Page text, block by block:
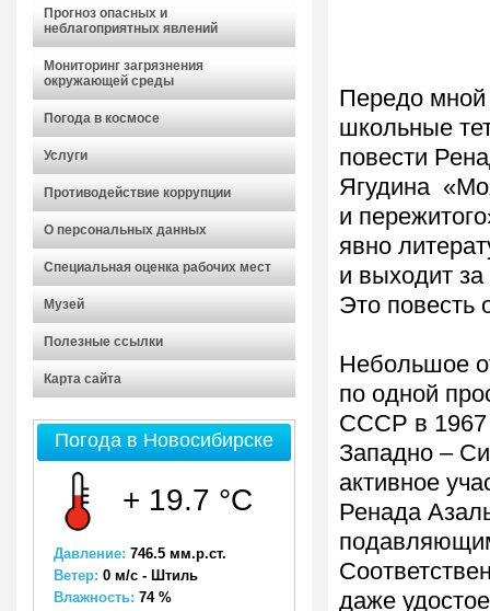
Прогноз опасных и
неблагоприятных явлений
Мониторинг загрязнения
окружающей среды
Погода в космосе
Услуги
Противодействие коррупции
О персональных данных
Специальная оценка рабочих мест
Музей
Полезные ссылки
Карта сайта
Погода в Новосибирске
+ 19.7 °C
Давление: 746.5 мм.р.ст.
Ветер: 0 м/с - Штиль
Влажность: 74 %
Передо мной
школьные
повести
Ягудина
и
явно
и выходит
Это повесть
Небольшое
по одной
СССР в 1967
Западно –
активное
Ренада
даже